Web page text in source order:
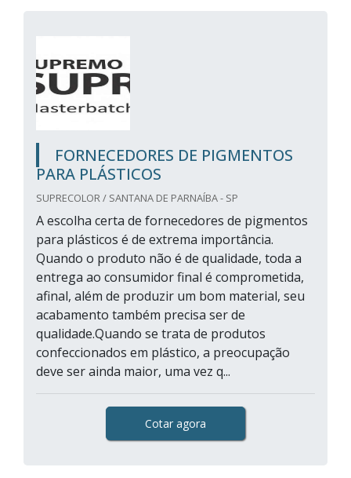
FORNECEDORES DE PIGMENTOS
PARA PLÁSTICOS
SUPRECOLOR / SANTANA DE PARNAÍBA - SP
A escolha certa de fornecedores de pigmentos
para plásticos é de extrema importância.
Quando o produto não é de qualidade, toda a
entrega ao consumidor final é comprometida,
afinal, além de produzir um bom material, seu
acabamento também precisa ser de
qualidade.Quando se trata de produtos
confeccionados em plástico, a preocupação
deve ser ainda maior, uma vez q...
Cotar agora